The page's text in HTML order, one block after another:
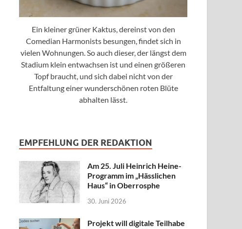
Ein kleiner grüner Kaktus, dereinst von den
Comedian Harmonists besungen, findet sich in
vielen Wohnungen. So auch dieser, der längst dem
Stadium klein entwachsen ist und einen größeren
Topf braucht, und sich dabei nicht von der
Entfaltung einer wunderschönen roten Blüte
abhalten lässt.
EMPFEHLUNG DER REDAKTION
Am 25. Juli Heinrich Heine-
Programm im „Hässlichen
Haus“ in Oberrosphe
30. Juni 2026
Projekt will digitale Teilhabe